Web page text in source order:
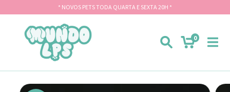
* NOVOS PETS TODA QUARTA E SEXTA 20H *
0